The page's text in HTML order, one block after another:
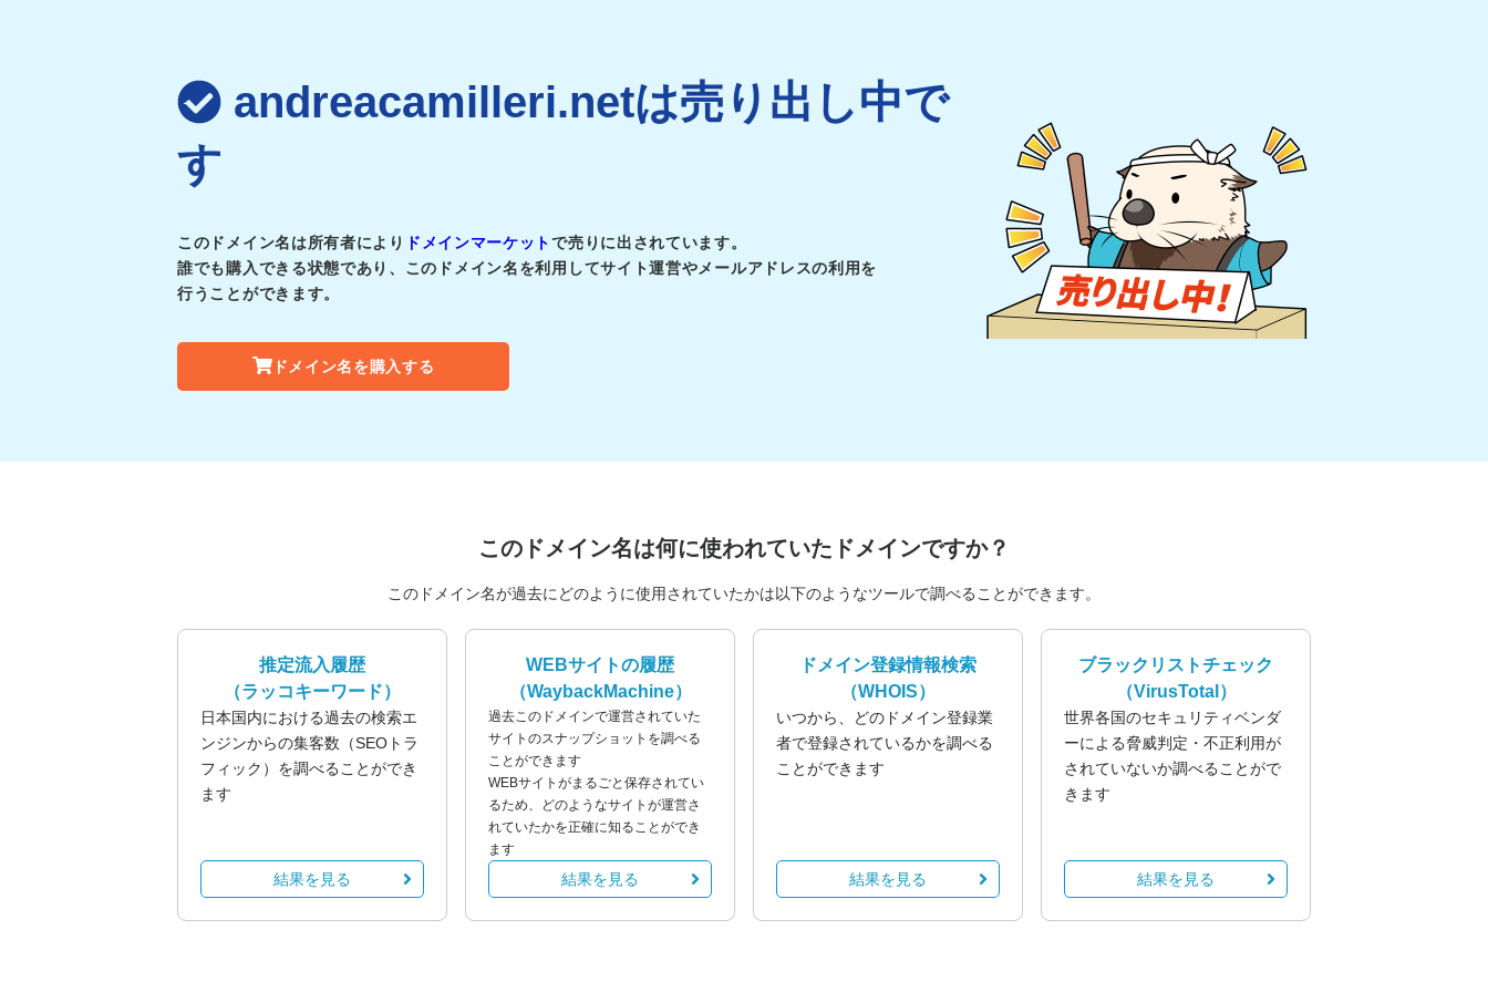
andreacamilleri.netは売り出し中で
す
このドメイン名は所有者により ドメインマーケットで売りに出されています。
誰でも購入できる状態であり、このドメイン名を利用してサイト運営やメールアドレスの利用を
行うことができます。
ドメイン名を購入する
このドメイン名は何に使われていたドメインですか？
このドメイン名が過去にどのように使用されていたかは以下のようなツールで調べることができます。
推定流入履歴
（ラッコキーワード）
日本国内における過去の検索エ
ンジンからの集客数（SEOトラ
フィック）を調べることができ
ます
結果を見る
WEBサイトの履歴
（WaybackMachine）
過去このドメインで運営されていた
サイトのスナップショットを調べる
ことができます
WEBサイトがまるごと保存されてい
るため、どのようなサイトが運営さ
れていたかを正確に知ることができ
ます
結果を見る
ドメイン登録情報検索
（WHOIS）
いつから、どのドメイン登録業
者で登録されているかを調べる
ことができます
結果を見る
ブラックリストチェック
（VirusTotal）
世界各国のセキュリティベンダ
ーによる脅威判定・不正利用が
されていないか調べることがで
きます
結果を見る